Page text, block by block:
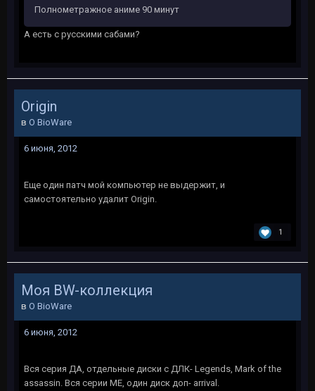
Полнометражное аниме 90 минут
А есть с русскими сабами?
Origin
в O BioWare
6 июня, 2012
Еще один патч мой компьютер не выдержит, и
самостоятельно удалит Origin.
1
Моя BW-коллекция
в O BioWare
6 июня, 2012
Вся серия ДА, отдельные диски с ДЛК- Legends, Mark of the
assassin. Вся серии МЕ, один диск доп- arrival.